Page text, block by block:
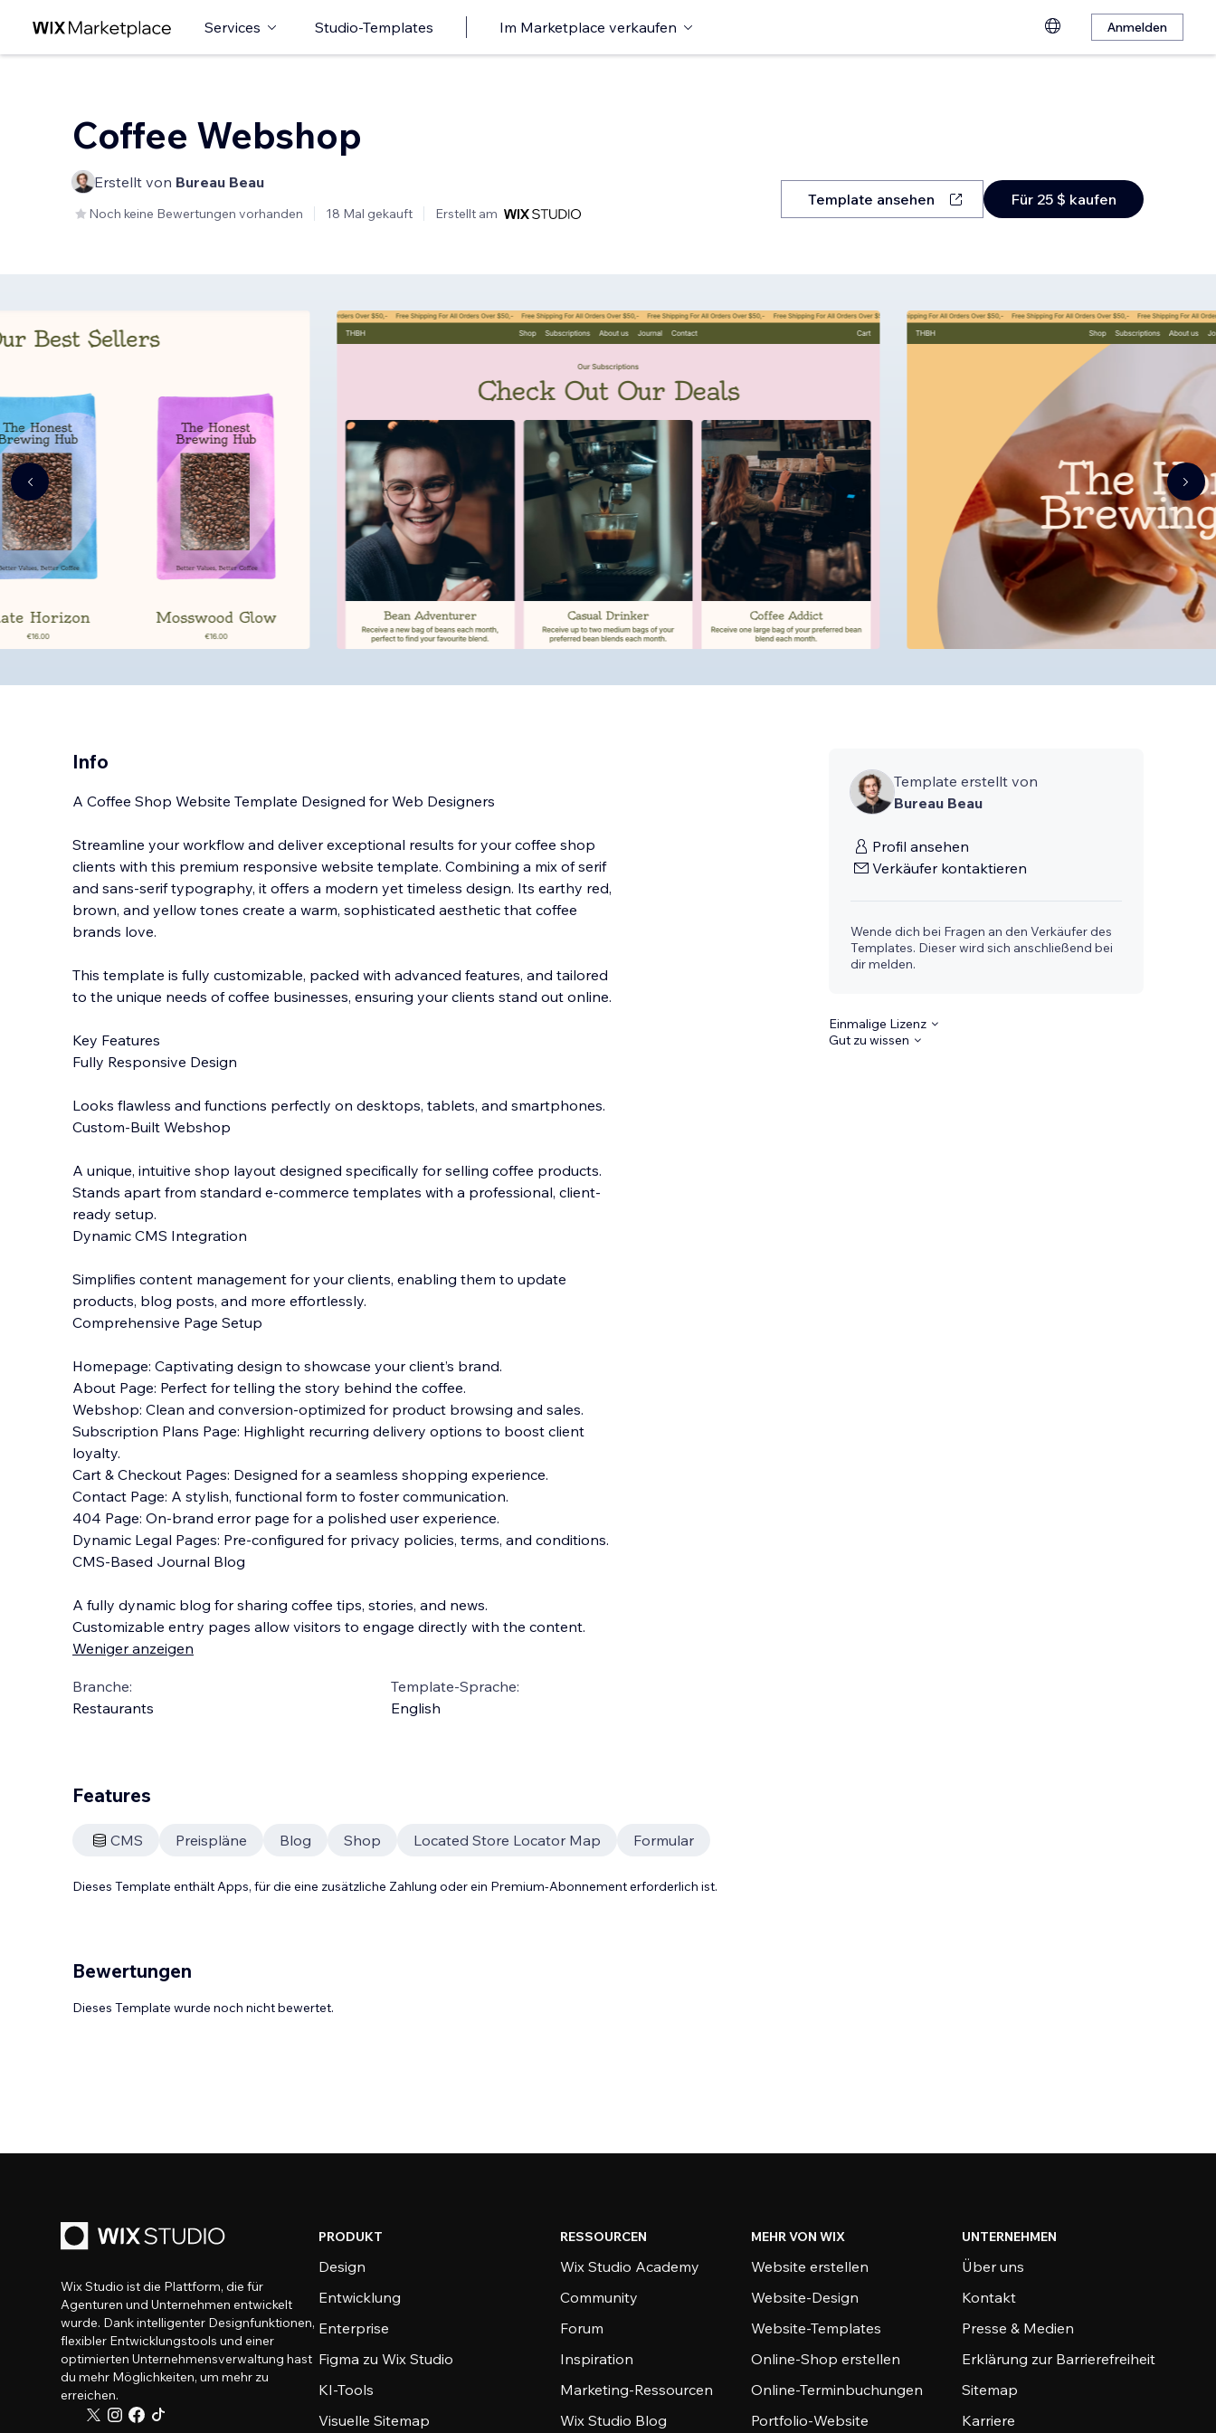
Services Studio-Templates Im Marketplace verkaufen Anmelden
Coffee Webshop
Erstellt von Bureau Beau
Noch keine Bewertungen vorhanden 18 Mal gekauft Erstellt am
Template ansehen Für 25 $ kaufen
Info
A Coffee Shop Website Template Designed for Web Designers
Streamline your workflow and deliver exceptional results for your coffee shop
clients with this premium responsive website template. Combining a mix of serif
and sans-serif typography, it offers a modern yet timeless design. Its earthy red,
brown, and yellow tones create a warm, sophisticated aesthetic that coffee
brands love.
This template is fully customizable, packed with advanced features, and tailored
to the unique needs of coffee businesses, ensuring your clients stand out online.
Key Features
Fully Responsive Design
Looks flawless and functions perfectly on desktops, tablets, and smartphones.
Custom-Built Webshop
A unique, intuitive shop layout designed specifically for selling coffee products.
Stands apart from standard e-commerce templates with a professional, client-
ready setup.
Dynamic CMS Integration
Simplifies content management for your clients, enabling them to update
products, blog posts, and more effortlessly.
Comprehensive Page Setup
Homepage: Captivating design to showcase your client’s brand.
About Page: Perfect for telling the story behind the coffee.
Webshop: Clean and conversion-optimized for product browsing and sales.
Subscription Plans Page: Highlight recurring delivery options to boost client
loyalty.
Cart & Checkout Pages: Designed for a seamless shopping experience.
Contact Page: A stylish, functional form to foster communication.
404 Page: On-brand error page for a polished user experience.
Dynamic Legal Pages: Pre-configured for privacy policies, terms, and conditions.
CMS-Based Journal Blog
A fully dynamic blog for sharing coffee tips, stories, and news.
Customizable entry pages allow visitors to engage directly with the content.
Weniger anzeigen
Branche:
Restaurants
Template-Sprache:
English
Template erstellt von
Bureau Beau
Profil ansehen
Verkäufer kontaktieren
Wende dich bei Fragen an den Verkäufer des
Templates. Dieser wird sich anschließend bei
dir melden.
Einmalige Lizenz
Gut zu wissen
Features
CMS Preispläne Blog Shop Located Store Locator Map Formular
Dieses Template enthält Apps, für die eine zusätzliche Zahlung oder ein Premium-Abonnement erforderlich ist.
Bewertungen
Dieses Template wurde noch nicht bewertet.
Wix Studio ist die Plattform, die für
Agenturen und Unternehmen entwickelt
wurde. Dank intelligenter Designfunktionen,
flexibler Entwicklungstools und einer
optimierten Unternehmensverwaltung hast
du mehr Möglichkeiten, um mehr zu
erreichen.
PRODUKT
Design
Entwicklung
Enterprise
Figma zu Wix Studio
KI-Tools
Visuelle Sitemap
RESSOURCEN
Wix Studio Academy
Community
Forum
Inspiration
Marketing-Ressourcen
Wix Studio Blog
MEHR VON WIX
Website erstellen
Website-Design
Website-Templates
Online-Shop erstellen
Online-Terminbuchungen
Portfolio-Website
UNTERNEHMEN
Über uns
Kontakt
Presse & Medien
Erklärung zur Barrierefreiheit
Sitemap
Karriere